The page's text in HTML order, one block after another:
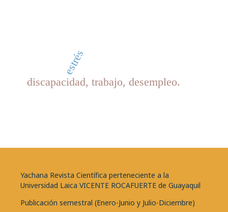
estrés
discapacidad, trabajo, desempleo.
Yachana Revista Científica perteneciente a la
Universidad Laica VICENTE ROCAFUERTE de Guayaquil
Publicación semestral (Enero-Junio y Julio-Diciembre)